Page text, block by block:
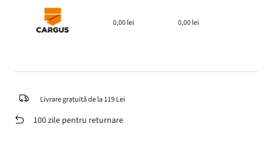
0,00 lei 0,00 lei
Livrare gratuită de la 119 Lei
100 zile pentru returnare